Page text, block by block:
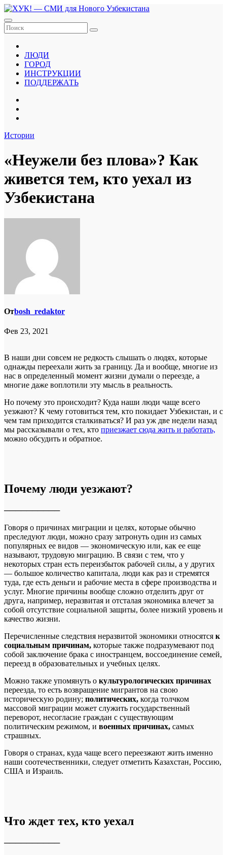
Перейти
к
содержанию
ЛЮДИ
ГОРОД
ИНСТРУКЦИИ
ПОДДЕРЖАТЬ
Истории
«Неужели без плова»? Как
живется тем, кто уехал из
Узбекистана
Отbosh_redaktor
Фев 23, 2021
В наши дни совсем не редкость слышать о людях, которые
однажды переехали жить за границу. Да и вообще, многие из
нас в определенный момент жизни думали о переезде, а
многие даже воплотили эту мысль в реальность.
Но почему это происходит? Куда наши люди чаще всего
уезжают? К чему готовиться тем, кто покидает Узбекистан, и с
чем там приходится сталкиваться? И раз уж две недели назад
мы рассказывали о тех, кто приезжает сюда жить и работать,
можно обсудить и обратное.
Почему люди уезжают?
──────────
Говоря о причинах миграции и целях, которые обычно
преследуют люди, можно сразу затронуть один из самых
популярных ее видов — экономическую или, как ее еще
называют, трудовую миграцию. В связи с тем, что у
некоторых стран есть переизбыток рабочей силы, а у других
— большое количество капитала, люди как раз и стремятся
туда, где есть деньги и рабочие места в сфере производства и
услуг. Многие причины вообще сложно отделить друг от
друга, например, неразвитая и отсталая экономика влечет за
собой отсутствие социальной защиты, более низкий уровень и
качество жизни.
Перечисленные следствия неразвитой экономики относятся к
социальным причинам, которые также подразумевают под
собой заключение брака с иностранцем, воссоединение семей,
переезд в образовательных и учебных целях.
Можно также упомянуть о культурологических причинах
переезда, то есть возвращение мигрантов на свою
историческую родину; политических, когда толчком
массовой миграции может служить государственный
переворот, несогласие граждан с существующим
политическим режимом, и военных причинах, самых
страшных.
Говоря о странах, куда чаще всего переезжают жить именно
наши соотечественники, следует отметить Казахстан, Россию,
США и Израиль.
Что ждет тех, кто уехал
──────────